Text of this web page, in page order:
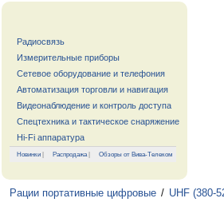
Радиосвязь
Измерительные приборы
Сетевое оборудование и телефония
Автоматизация торговли и навигация
Видеонаблюдение и контроль доступа
Спецтехника и тактическое снаряжение
Hi-Fi аппаратура
Новинки | Распродажа| Обзоры от Вива-Телеком
Рации портативные цифровые / UHF (380-